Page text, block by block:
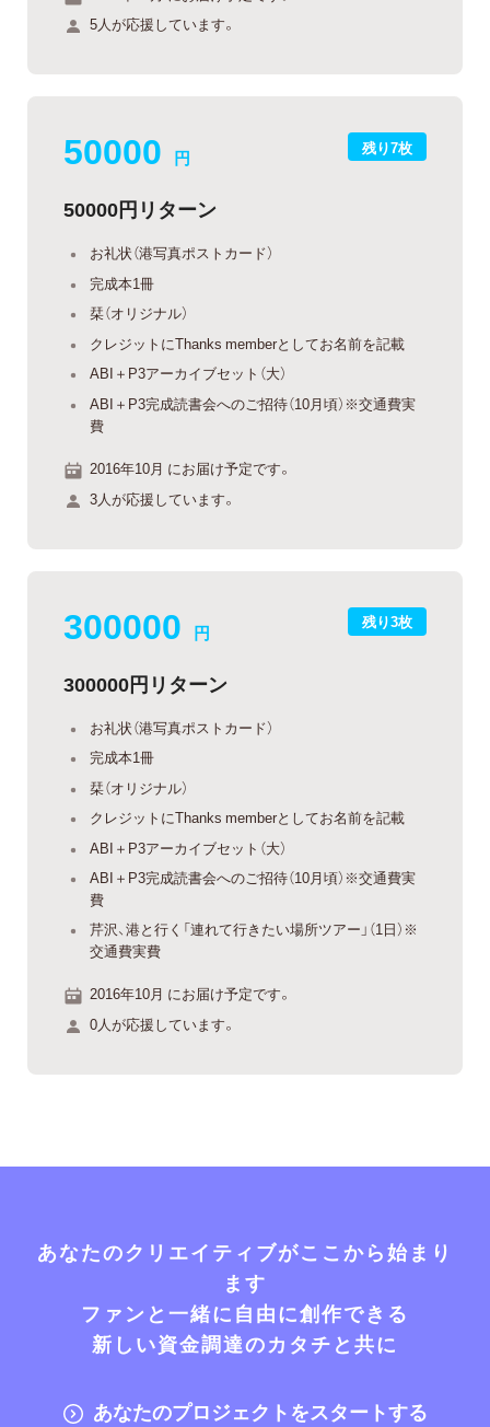
5人が応援しています。
残り7枚
50000 円
50000円リターン
お礼状（港写真ポストカード）
完成本1冊
栞（オリジナル）
クレジットにThanks memberとしてお名前を記載
ABI＋P3アーカイブセット（大）
ABI＋P3完成読書会へのご招待（10月頃）※交通費実
費
2016年10月 にお届け予定です。
3人が応援しています。
残り3枚
300000 円
300000円リターン
お礼状（港写真ポストカード）
完成本1冊
栞（オリジナル）
クレジットにThanks memberとしてお名前を記載
ABI＋P3アーカイブセット（大）
ABI＋P3完成読書会へのご招待（10月頃）※交通費実
費
芹沢、港と行く「連れて行きたい場所ツアー」（1日）※
交通費実費
2016年10月 にお届け予定です。
0人が応援しています。
あなたのクリエイティブがここから始まり
ます
ファンと一緒に自由に創作できる
新しい資金調達のカタチと共に
あなたのプロジェクトをスタートする